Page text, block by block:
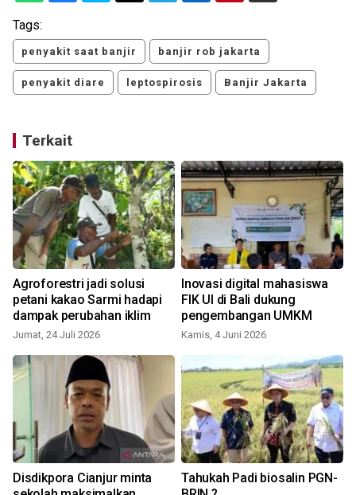
Tags:
penyakit saat banjir banjir rob jakarta
penyakit diare leptospirosis Banjir Jakarta
Terkait
Agroforestri jadi solusi
petani kakao Sarmi hadapi
dampak perubahan iklim
Jumat, 24 Juli 2026
Inovasi digital mahasiswa
FIK UI di Bali dukung
pengembangan UMKM
Kamis, 4 Juni 2026
Disdikpora Cianjur minta
Tahukah Padi biosalin PGN-